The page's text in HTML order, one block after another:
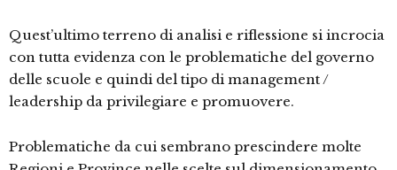
Quest’ultimo terreno di analisi e riflessione si incrocia
con tutta evidenza con le problematiche del governo
delle scuole e quindi del tipo di management /
leadership da privilegiare e promuovere.
Problematiche da cui sembrano prescindere molte